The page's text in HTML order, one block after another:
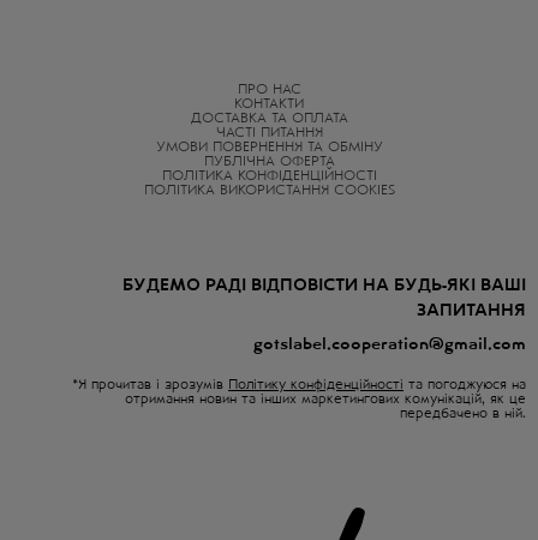
ПРО НАС
КОНТАКТИ
ДОСТАВКА ТА ОПЛАТА
ЧАСТІ ПИТАННЯ
УМОВИ ПОВЕРНЕННЯ ТА ОБМІНУ
ПУБЛІЧНА ОФЕРТА
ПОЛІТИКА КОНФІДЕНЦІЙНОСТІ
ПОЛІТИКА ВИКОРИСТАННЯ COOKIES
БУДЕМО РАДІ ВІДПОВІСТИ НА БУДЬ-ЯКІ ВАШІ
ЗАПИТАННЯ
gotslabel.cooperation@gmail.com
*Я прочитав і зрозумів Політику конфіденційності та погоджуюся на
отримання новин та інших маркетингових комунікацій, як це
передбачено в ній.